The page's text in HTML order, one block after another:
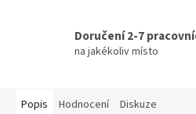
Doručení 2-7
na jakékoliv místo
Popis Hodnocení Diskuze